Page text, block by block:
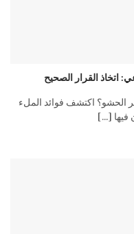
اتخاذ القرار الصحيح
الحشو؟ اكتشف فوائد الملء
فيها [...]